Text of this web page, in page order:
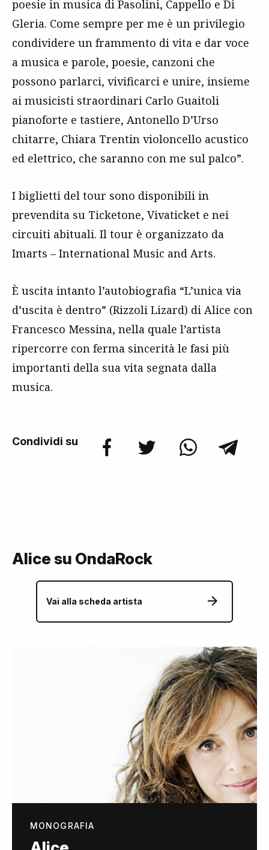
poesie in musica di Pasolini, Cappello e Di
Gleria. Come sempre per me è un privilegio
condividere un frammento di vita e dar voce
a musica e parole, poesie, canzoni che
possono parlarci, vivificarci e unire, insieme
ai musicisti straordinari Carlo Guaitoli
pianoforte e tastiere, Antonello D’Urso
chitarre, Chiara Trentin violoncello acustico
ed elettrico, che saranno con me sul palco”.
I biglietti del tour sono disponibili in
prevendita su Ticketone, Vivaticket e nei
circuiti abituali. Il tour è organizzato da
Imarts – International Music and Arts.
È uscita intanto l’autobiografia “L’unica via
d’uscita è dentro” (Rizzoli Lizard) di Alice con
Francesco Messina, nella quale l’artista
ripercorre con ferma sincerità le fasi più
importanti della sua vita segnata dalla
musica.
Condividi su
Alice su OndaRock
Vai alla scheda artista
MONOGRAFIA